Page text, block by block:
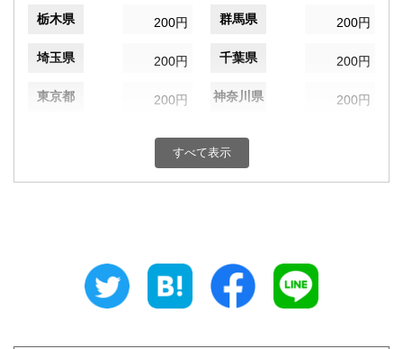
栃木県 200円 群馬県 200円
埼玉県 200円 千葉県 200円
東京都 200円 神奈川県 200円
200円 富山県
200円 三重県
すべて表示